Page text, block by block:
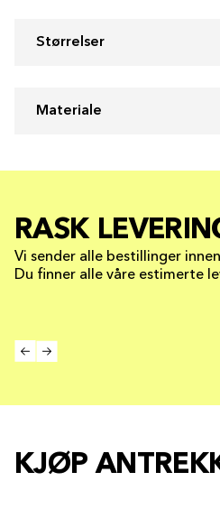
Størrelser
Materiale
RASK
Vi sender alle bestillinger
Du finner alle våre estimerte
KJØP